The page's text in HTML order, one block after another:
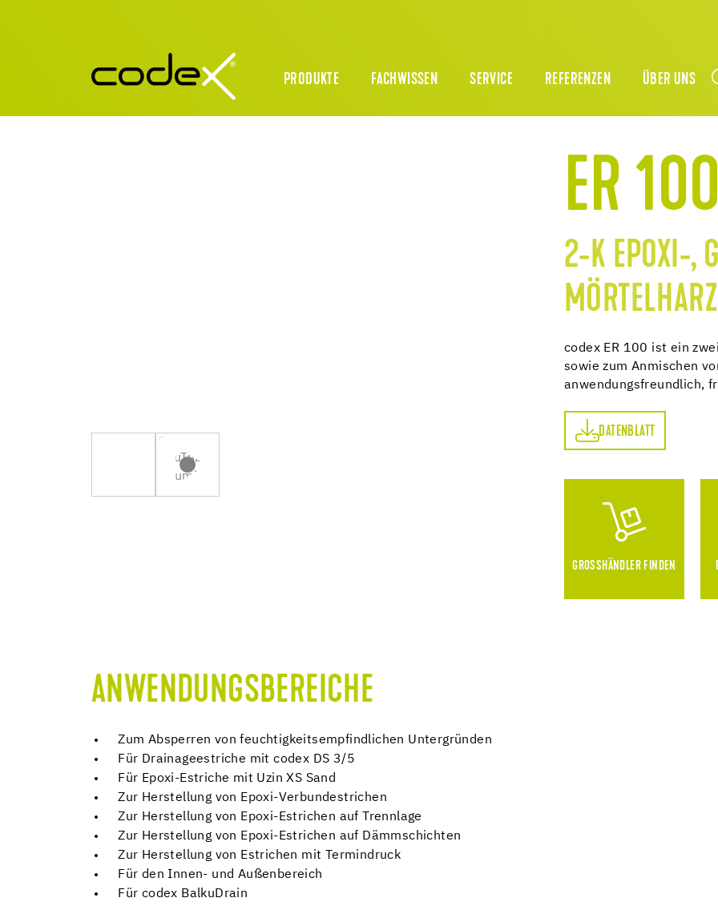
PRODUKTE FACHWISSEN SERVICE REFERENZEN ÜBER UNS
ER
2-K EPOXI-,
MÖRTELHARZ
codex ER 100 ist ein
sowie zum Anmischen
anwendungsfreundlich,
DATENBLATT
GROSSHÄNDLER FINDEN
ANWENDUNGSBEREICHE
Zum Absperren von feuchtigkeitsempfindlichen Untergründen
Für Drainageestriche mit codex DS 3/5
Für Epoxi-Estriche mit Uzin XS Sand
Zur Herstellung von Epoxi-Verbundestrichen
Zur Herstellung von Epoxi-Estrichen auf Trennlage
Zur Herstellung von Epoxi-Estrichen auf Dämmschichten
Zur Herstellung von Estrichen mit Termindruck
Für den Innen- und Außenbereich
Für codex BalkuDrain